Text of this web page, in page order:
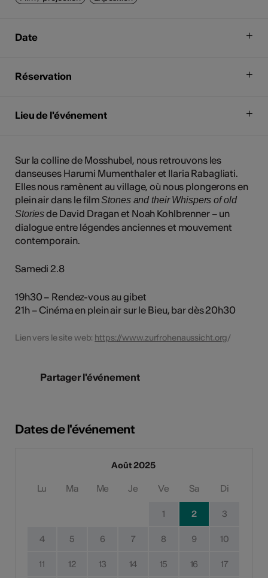
Date
Réservation
Lieu de l'événement
Sur la colline de Mosshubel, nous retrouvons les
danseuses Harumi Mumenthaler et Ilaria Rabagliati.
Elles nous ramènent au village, où nous plongerons en
plein air dans le filmStones and their Whispers of old
Storiesde David Dragan et Noah Kohlbrenner – un
dialogue entre légendes anciennes et mouvement
contemporain.
Samedi 2.8
19h30 – Rendez-vous au gibet
21h – Cinéma en plein air sur le Bieu, bar dès 20h30
Lien vers le site web: https://www.zurfrohenaussicht.org/
Partager l'événement
Dates de l'événement
Août 2025
Lu Ma Me Je Ve Sa Di
1 2 3
4 5 6 7 8 9 10
11 12 13 14 15 16 17